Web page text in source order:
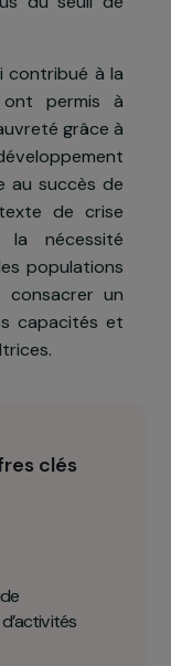
par
de
et JLG :
les
du seuil
contribué à
ont permis
pauvreté grâce
des